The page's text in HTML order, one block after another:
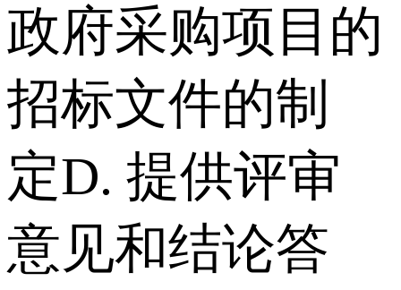
政府采购项目的
招标文件的制
定 D. 提供评审
意见和结论 答